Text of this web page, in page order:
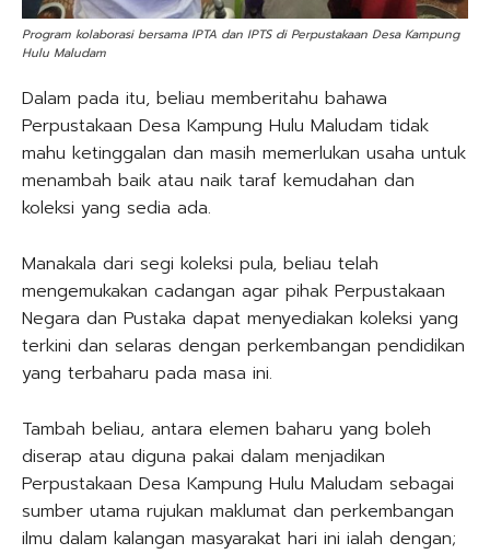
Program kolaborasi bersama IPTA dan IPTS di Perpustakaan Desa Kampung
Hulu Maludam
Dalam pada itu, beliau memberitahu bahawa
Perpustakaan Desa Kampung Hulu Maludam tidak
mahu ketinggalan dan masih memerlukan usaha untuk
menambah baik atau naik taraf kemudahan dan
koleksi yang sedia ada.
Manakala dari segi koleksi pula, beliau telah
mengemukakan cadangan agar pihak Perpustakaan
Negara dan Pustaka dapat menyediakan koleksi yang
terkini dan selaras dengan perkembangan pendidikan
yang terbaharu pada masa ini.
Tambah beliau, antara elemen baharu yang boleh
diserap atau diguna pakai dalam menjadikan
Perpustakaan Desa Kampung Hulu Maludam sebagai
sumber utama rujukan maklumat dan perkembangan
ilmu dalam kalangan masyarakat hari ini ialah dengan;